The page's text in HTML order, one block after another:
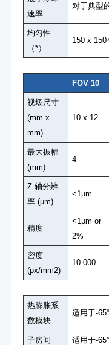
速率
对于典型
均匀性
（*）
150 x 150
FOV 10
视场尺寸
(mm x
mm)
10 x 12
最大振幅
(mm)
4
Z 轴分辨
率 (µm)
<1µm
精度
<1µm or
2%
密度
(px/mm2)
10 000
热膨胀系
数模块
适用于-
子房间 适用于-